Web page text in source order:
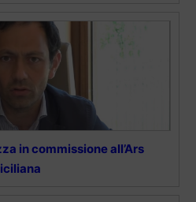
in commissione all’Ars